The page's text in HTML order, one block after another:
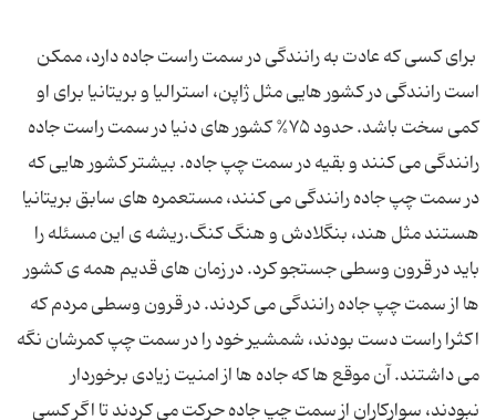
برای کسی که عادت به رانندگی در سمت راست جاده دارد، ممکن
است رانندگی در کشور هایی مثل ژاپن، استرالیا و بریتانیا برای او
کمی سخت باشد. حدود ۷۵% کشور های دنیا در سمت راست جاده
رانندگی می کنند و بقیه در سمت چپ جاده. بیشتر کشور هایی که
در سمت چپ جاده رانندگی می کنند، مستعمره های سابق بریتانیا
هستند مثل هند، بنگلادش و هنگ کنگ.ریشه ی این مسئله را
باید در قرون وسطی جستجو کرد. در زمان های قدیم همه ی کشور
ها از سمت چپ جاده رانندگی می کردند. در قرون وسطی مردم که
اکثرا راست دست بودند، شمشیر خود را در سمت چپ کمرشان نگه
می داشتند. آن موقع ها که جاده ها از امنیت زیادی برخوردار
نبودند، سوارکاران از سمت چپ جاده حرکت می کردند تا اگر کسی